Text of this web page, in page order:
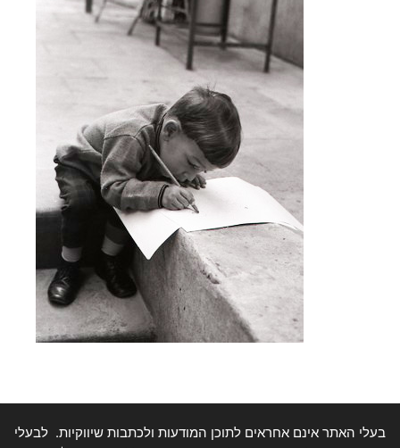
בעלי האתר אינם אחראים לתוכן המודעות ולכתבות שיווקיות. לבעלי